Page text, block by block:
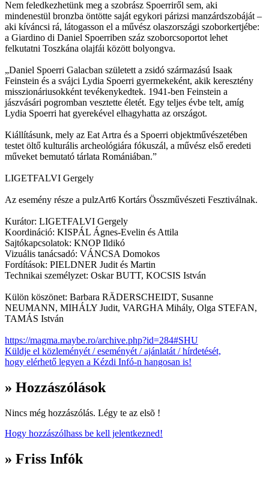
Nem feledkezhetünk meg a szobrász Spoerriről sem, aki
mindenestül bronzba öntötte saját egykori párizsi manzárdszobáját –
aki kíváncsi rá, látogasson el a művész olaszországi szoborkertjébe:
a Giardino di Daniel Spoerriben száz szoborcsoportot lehet
felkutatni Toszkána olajfái között bolyongva.
„Daniel Spoerri Galacban született a zsidó származású Isaak
Feinstein és a svájci Lydia Spoerri gyermekeként, akik keresztény
misszionáriusokként tevékenykedtek. 1941-ben Feinstein a
jászvásári pogromban vesztette életét. Egy teljes évbe telt, amíg
Lydia Spoerri hat gyerekével elhagyhatta az országot.
Kiállításunk, mely az Eat Artra és a Spoerri objektművészetében
testet öltő kulturális archeológiára fókuszál, a művész első eredeti
műveket bemutató tárlata Romániában.”
LIGETFALVI Gergely
Az esemény része a pulzArt6 Kortárs Összművészeti Fesztiválnak.
Kurátor: LIGETFALVI Gergely
Koordináció: KISPÁL Ágnes-Evelin és Attila
Sajtókapcsolatok: KNOP Ildikó
Vizuális tanácsadó: VÁNCSA Domokos
Fordítások: PIELDNER Judit és Martin
Technikai személyzet: Oskar BUTT, KOCSIS István
Külön köszönet: Barbara RÄDERSCHEIDT, Susanne
NEUMANN, MIHÁLY Judit, VARGHA Mihály, Olga STEFAN,
TAMÁS István
https://magma.maybe.ro/archive.php?id=284#SHU
Küldje el közleményét / eseményét / ajánlatát / hírdetését,
hogy elérhető legyen a Kézdi Infó-n hangosan is!
» Hozzászólások
Nincs még hozzászólás. Légy te az elsõ !
Hogy hozzászólhass be kell jelentkezned!
» Friss Infók